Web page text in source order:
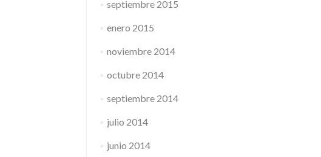
septiembre 2015
enero 2015
noviembre 2014
octubre 2014
septiembre 2014
julio 2014
junio 2014